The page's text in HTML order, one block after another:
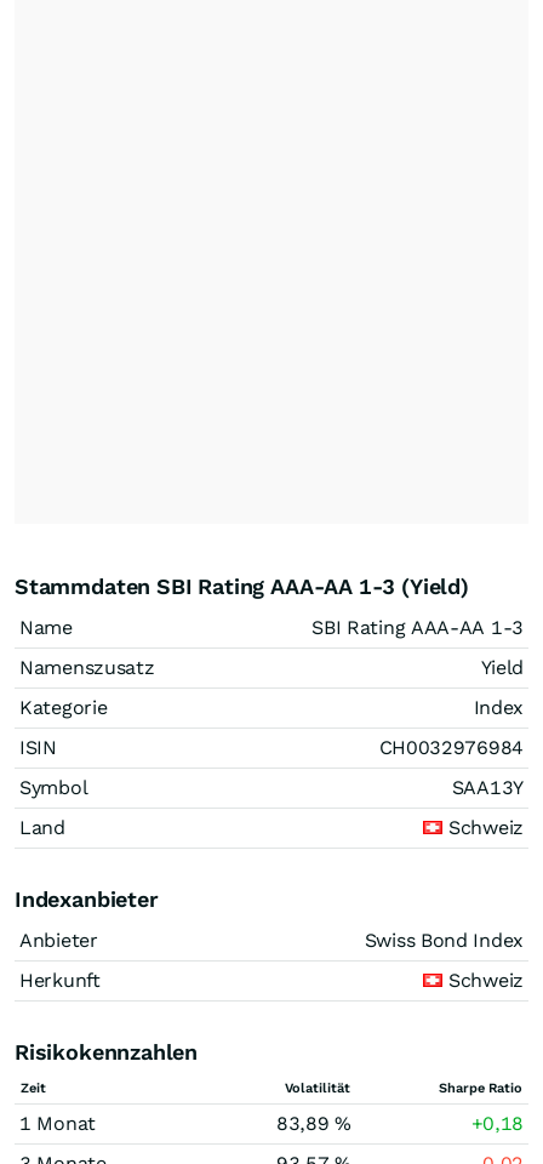
Stammdaten SBI Rating AAA-AA 1-3 (Yield)
Name
SBI Rating AAA-AA 1-3
Namenszusatz
Yield
Kategorie
Index
ISIN
CH0032976984
Symbol
SAA13Y
Land
Schweiz
Indexanbieter
Anbieter
Swiss Bond Index
Herkunft
Schweiz
Risikokennzahlen
Zeit Volatilität Sharpe Ratio
1 Monat 83,89 %
+0,18